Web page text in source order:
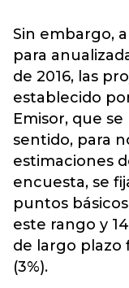
Sin embargo,
para
de 2016, las
establecido
Emisor, que
sentido, para
estimaciones
encuesta, se
puntos
este rango y
de largo plazo
(3%).